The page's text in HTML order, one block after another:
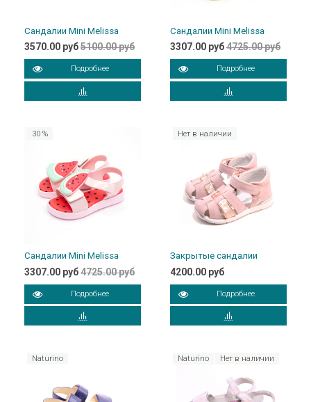
Сандалии Mini Melissa
3570.00 руб5100.00 руб
Подробнее
Сандалии Mini Melissa
3307.00 руб4725.00 руб
Подробнее
30 %
Сандалии Mini Melissa
3307.00 руб4725.00 руб
Подробнее
Нет в наличии
Закрытые сандалии
4200.00 руб
Подробнее
Naturino Naturino Нет в наличии